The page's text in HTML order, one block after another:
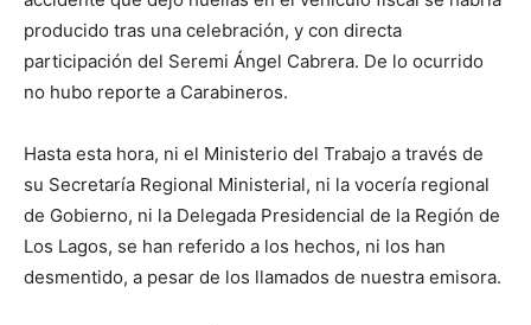
producido tras una celebración, y con directa
participación del Seremi Ángel Cabrera. De lo ocurrido
no hubo reporte a Carabineros.
Hasta esta hora, ni el Ministerio del Trabajo a través de
su Secretaría Regional Ministerial, ni la vocería regional
de Gobierno, ni la Delegada Presidencial de la Región de
Los Lagos, se han referido a los hechos, ni los han
desmentido, a pesar de los llamados de nuestra emisora.